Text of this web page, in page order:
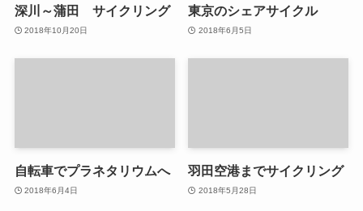
深川～蒲田 サイクリング
2018年10月20日
東京のシェアサイクル
2018年6月5日
自転車でプラネタリウムへ
2018年6月4日
羽田空港までサイクリング
2018年5月28日